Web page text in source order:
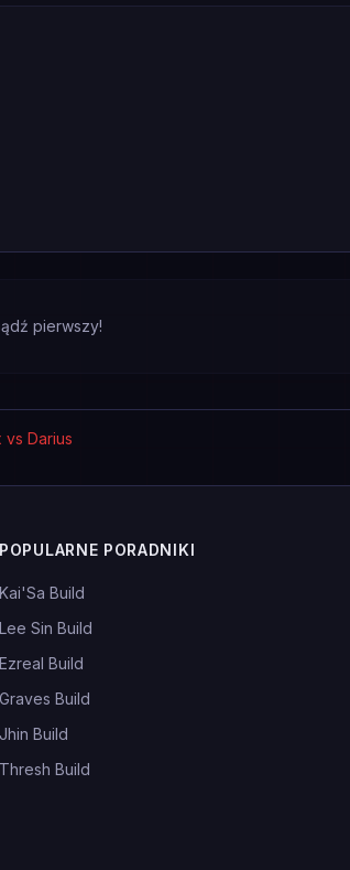
pierwszy!
Darius
POPULARNE PORADNIKI
Kai'Sa Build
Lee Sin Build
Ezreal Build
Graves Build
Jhin Build
Thresh Build